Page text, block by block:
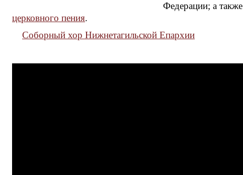
Федерации; а также
церковного пения.
Соборный хор Нижнетагильской Епархии